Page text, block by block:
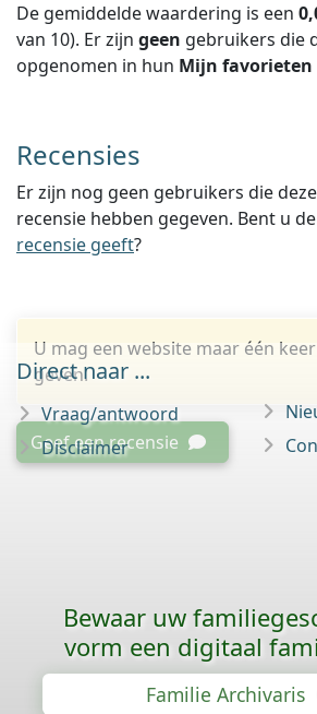
De gemiddelde waardering is een
van 10). Er zijn geen gebruikers die
opgenomen in hun Mijn favorieten
Recensies
Er zijn nog geen gebruikers die
recensie hebben gegeven. Bent u
recensie geeft?
U mag een website maar één
geven.
Geef een recensie
Direct naar ...
Vraag/antwoord
Disclaimer
Bewaar uw
vorm een digitaal
Familie Archivaris